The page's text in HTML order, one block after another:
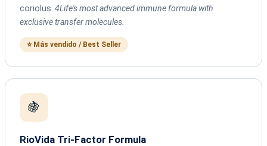
coriolus. 4Life's most advanced immune formula with
exclusive transfer molecules.
⭐ Más vendido / Best Seller
🍇
RioVida Tri-Factor Formula